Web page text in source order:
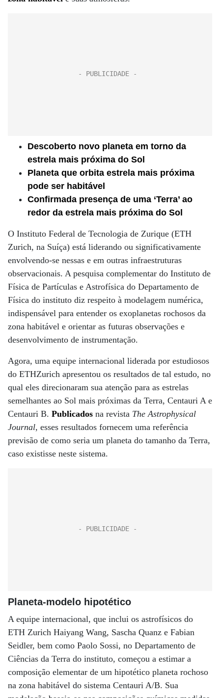
Descoberto novo planeta em torno da
estrela mais próxima do Sol
Planeta que orbita estrela mais próxima
pode ser habitável
Confirmada presença de uma ‘Terra’ ao
redor da estrela mais próxima do Sol
O Instituto Federal de Tecnologia de Zurique (ETH
Zurich, na Suíça) está liderando ou significativamente
envolvendo-se nessas e em outras infraestruturas
observacionais. A pesquisa complementar do Instituto de
Física de Partículas e Astrofísica do Departamento de
Física do instituto diz respeito à modelagem numérica,
indispensável para entender os exoplanetas rochosos da
zona habitável e orientar as futuras observações e
desenvolvimento de instrumentação.
Agora, uma equipe internacional liderada por estudiosos
do ETHZurich apresentou os resultados de tal estudo, no
qual eles direcionaram sua atenção para as estrelas
semelhantes ao Sol mais próximas da Terra, Centauri A e
Centauri B. Publicados na revista The Astrophysical
Journal, esses resultados fornecem uma referência
previsão de como seria um planeta do tamanho da Terra,
caso existisse neste sistema.
Planeta-modelo hipotético
A equipe internacional, que inclui os astrofísicos do
ETH Zurich Haiyang Wang, Sascha Quanz e Fabian
Seidler, bem como Paolo Sossi, no Departamento de
Ciências da Terra do instituto, começou a estimar a
composição elementar de um hipotético planeta rochoso
na zona habitável do sistema Centauri A/B. Sua